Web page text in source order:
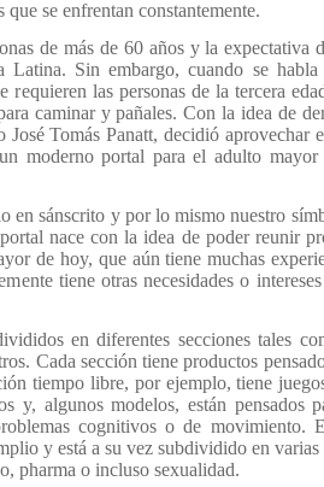
se enfrentan constantemente.
de más de 60 años y la expectativa
Latina. Sin embargo, cuando se habla
requieren las personas de la tercera
caminar y pañales. Con la idea de
José Tomás Panatt, decidió aprovechar
moderno portal para el adulto mayor
en sánscrito y por lo mismo nuestro
nace con la idea de poder reunir
de hoy, que aún tiene muchas
tiene otras necesidades o
en diferentes secciones tales
Cada sección tiene productos
tiempo libre, por ejemplo, tiene
y, algunos modelos, están pensados
cognitivos o de movimiento.
y está a su vez subdividido en varias
pharma o incluso sexualidad.